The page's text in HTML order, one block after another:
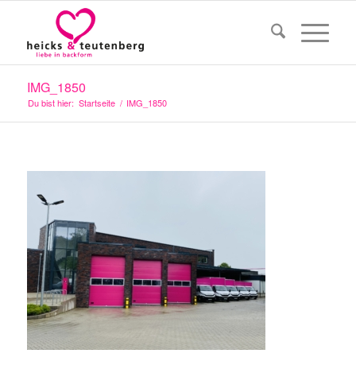
IMG_1850
Du bist hier: Startseite / IMG_1850